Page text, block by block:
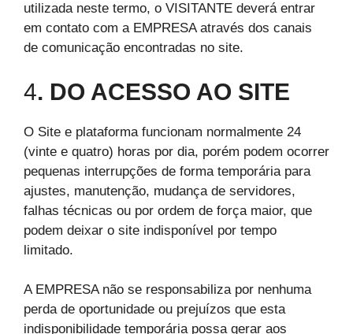
utilizada neste termo, o VISITANTE deverá entrar
em contato com a EMPRESA através dos canais
de comunicação encontradas no site.
4. DO ACESSO AO SITE
O Site e plataforma funcionam normalmente 24
(vinte e quatro) horas por dia, porém podem ocorrer
pequenas interrupções de forma temporária para
ajustes, manutenção, mudança de servidores,
falhas técnicas ou por ordem de força maior, que
podem deixar o site indisponível por tempo
limitado.
A EMPRESA não se responsabiliza por nenhuma
perda de oportunidade ou prejuízos que esta
indisponibilidade temporária possa gerar aos